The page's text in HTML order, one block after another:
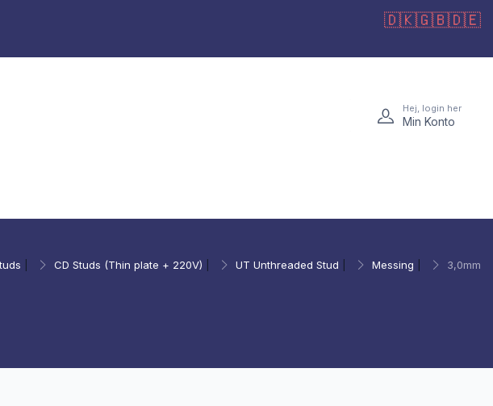
🇩🇰🇬🇧🇩🇪
Hej, login her
Min Konto
CD Studs (Thin plate + 220V) UT Unthreaded Stud Messing 3,0mm